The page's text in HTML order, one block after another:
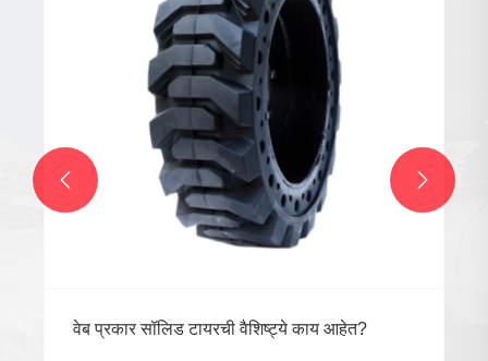
वेब प्रकार सॉलिड टायरची वैशिष्ट्ये काय आहेत?
 